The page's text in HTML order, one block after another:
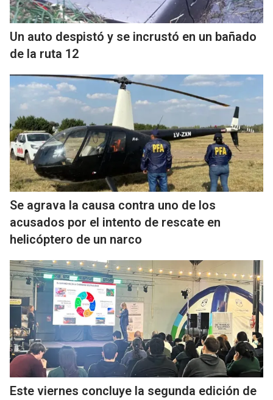
Un auto despistó y se incrustó en un bañado
de la ruta 12
Se agrava la causa contra uno de los
acusados por el intento de rescate en
helicóptero de un narco
Este viernes concluye la segunda edición de